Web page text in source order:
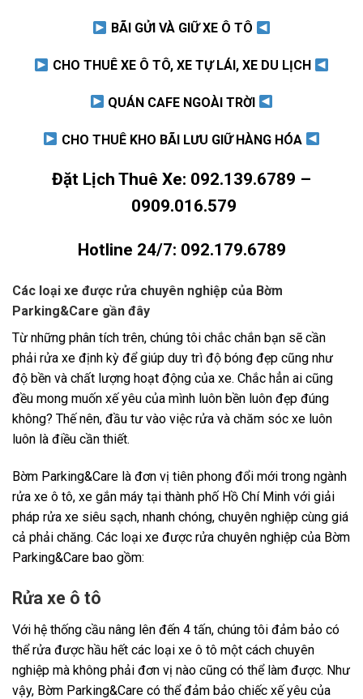
BÃI GỬI VÀ GIỮ XE Ô TÔ
CHO THUÊ XE Ô TÔ, XE TỰ LÁI, XE DU LỊCH
QUÁN CAFE NGOÀI TRỜI
CHO THUÊ KHO BÃI LƯU GIỮ HÀNG HÓA
Đặt Lịch Thuê Xe: 092.139.6789 –
0909.016.579
Hotline 24/7: 092.179.6789
Các loại xe được rửa chuyên nghiệp của Bờm
Parking&Care gần đây
Từ những phân tích trên, chúng tôi chắc chắn bạn sẽ cần
phải rửa xe định kỳ để giúp duy trì độ bóng đẹp cũng như
độ bền và chất lượng hoạt động của xe. Chắc hẳn ai cũng
đều mong muốn xế yêu của mình luôn bền luôn đẹp đúng
không? Thế nên, đầu tư vào việc rửa và chăm sóc xe luôn
luôn là điều cần thiết.
Bờm Parking&Care là đơn vị tiên phong đổi mới trong ngành
rửa xe ô tô, xe gắn máy tại thành phố Hồ Chí Minh với giải
pháp rửa xe siêu sạch, nhanh chóng, chuyên nghiệp cùng giá
cả phải chăng. Các loại xe được rửa chuyên nghiệp của Bờm
Parking&Care bao gồm:
Rửa xe ô tô
Với hệ thống cầu nâng lên đến 4 tấn, chúng tôi đảm bảo có
thể rửa được hầu hết các loại xe ô tô một cách chuyên
nghiệp mà không phải đơn vị nào cũng có thể làm được. Như
vậy, Bờm Parking&Care có thể đảm bảo chiếc xế yêu của